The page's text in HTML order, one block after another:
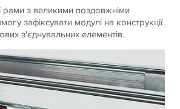
рами з великими поздовжніми
зафіксувати модулі на конструкції
з'єднувальних елементів.